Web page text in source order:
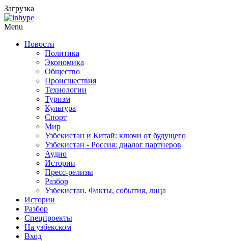
Загрузка
Menu
Новости
Политика
Экономика
Общество
Происшествия
Технологии
Туризм
Культура
Спорт
Мир
Узбекистан и Китай: ключи от будущего
Узбекистан - Россия: диалог партнеров
Аудио
Истории
Пресс-релизы
Разбор
Узбекистан. Факты, события, лица
Истории
Разбор
Спецпроекты
На узбекском
Вход